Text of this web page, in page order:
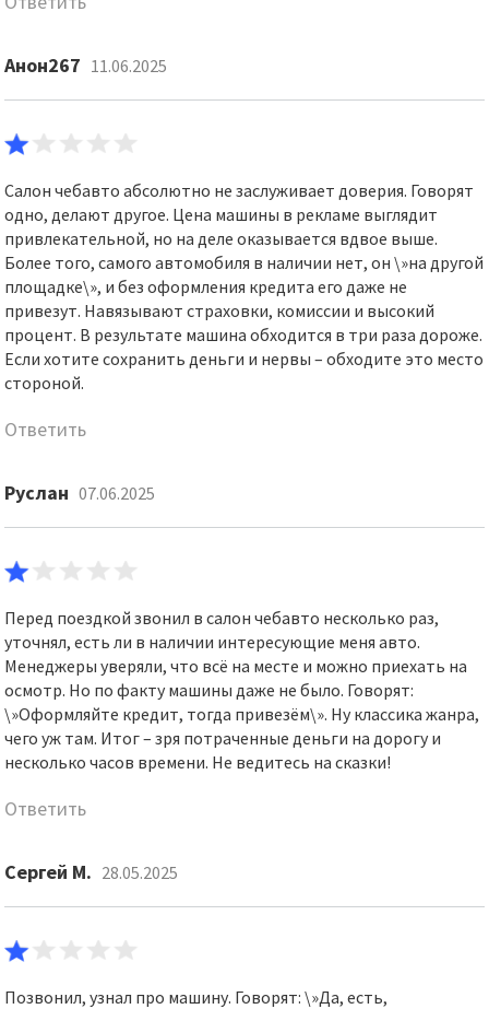
Анон267 11.06.2025
Салон чебавто абсолютно не заслуживает доверия. Говорят
одно, делают другое. Цена машины в рекламе выглядит
привлекательной, но на деле оказывается вдвое выше.
Более того, самого автомобиля в наличии нет, он \»на другой
площадке\», и без оформления кредита его даже не
привезут. Навязывают страховки, комиссии и высокий
процент. В результате машина обходится в три раза дороже.
Если хотите сохранить деньги и нервы – обходите это место
стороной.
Ответить
Руслан 07.06.2025
Перед поездкой звонил в салон чебавто несколько раз,
уточнял, есть ли в наличии интересующие меня авто.
Менеджеры уверяли, что всё на месте и можно приехать на
осмотр. Но по факту машины даже не было. Говорят:
\»Оформляйте кредит, тогда привезём\». Ну классика жанра,
чего уж там. Итог – зря потраченные деньги на дорогу и
несколько часов времени. Не ведитесь на сказки!
Ответить
Сергей М. 28.05.2025
Позвонил, узнал про машину. Говорят: \»Да, есть,